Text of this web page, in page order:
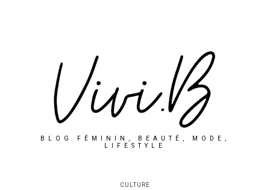
BLOG FÉMININ, BEAUTÉ, MODE,
LIFESTYLE
CULTURE